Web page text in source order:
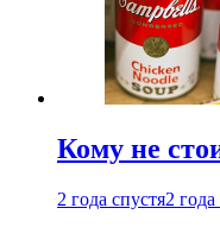
Кому не
2 года спустя2 года